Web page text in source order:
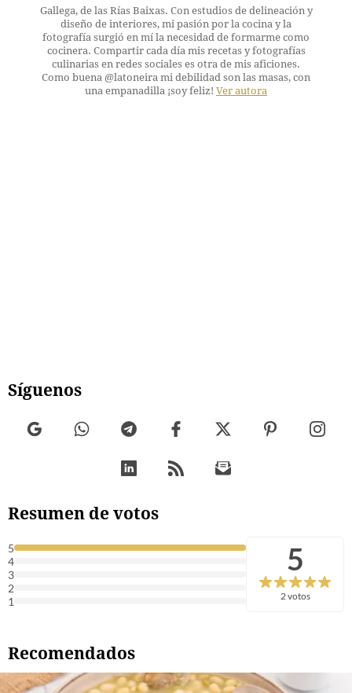
Gallega, de las Rías Baixas. Con estudios de delineación y
diseño de interiores, mi pasión por la cocina y la
fotografía surgió en mí la necesidad de formarme como
cocinera. Compartir cada día mis recetas y fotografías
culinarias en redes sociales es otra de mis aficiones.
Como buena @latoneira mi debilidad son las masas, con
una empanadilla ¡soy feliz! Ver autora
Síguenos
Resumen de votos
5
4
3
2
1
5
2 votos
Recomendados